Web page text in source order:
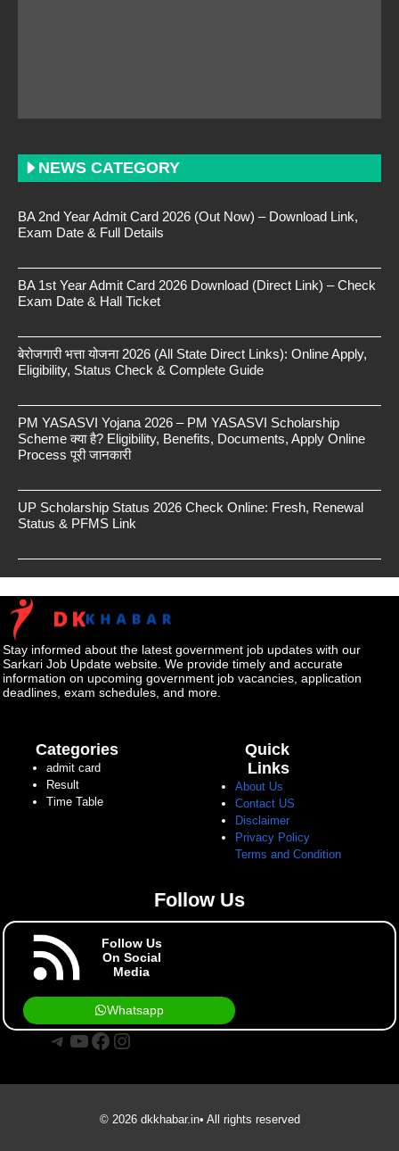
NEWS CATEGORY
BA 2nd Year Admit Card 2026 (Out Now) – Download Link,
Exam Date & Full Details
BA 1st Year Admit Card 2026 Download (Direct Link) – Check
Exam Date & Hall Ticket
बेरोजगारी भत्ता योजना 2026 (All State Direct Links): Online Apply,
Eligibility, Status Check & Complete Guide
PM YASASVI Yojana 2026 – PM YASASVI Scholarship
Scheme क्या है? Eligibility, Benefits, Documents, Apply Online
Process पूरी जानकारी
UP Scholarship Status 2026 Check Online: Fresh, Renewal
Status & PFMS Link
Stay informed about the latest government job updates with our
Sarkari Job Update website. We provide timely and accurate
information on upcoming government job vacancies, application
deadlines, exam schedules, and more.
Categories
admit card
Result
Time Table
Quick
Links
About Us
Contact US
Disclaimer
Privacy Policy
Terms and Condition
Follow Us
Follow Us
On Social
Media
Whatsapp
Telegram
YouTube
Facebook
Instagram
© 2026 dkkhabar.in• All rights reserved